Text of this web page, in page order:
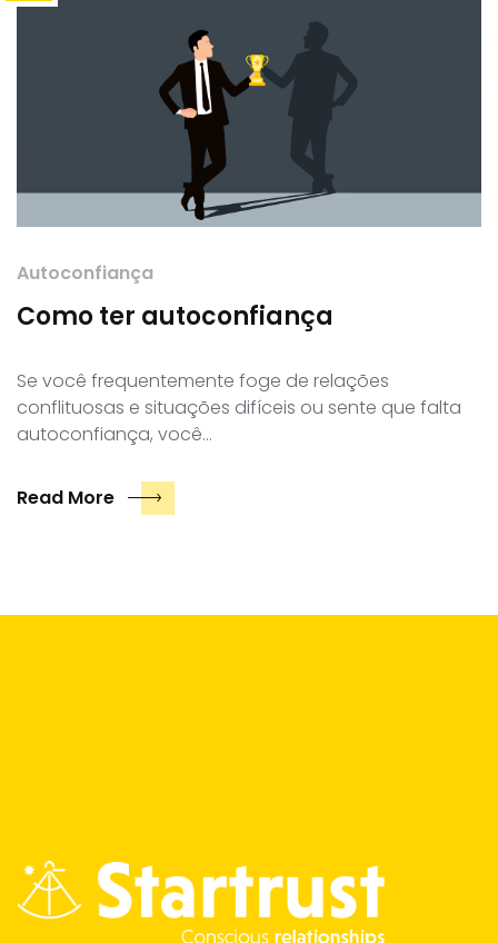
Autoconfiança
Como ter autoconfiança
Se você frequentemente foge de relações
conflituosas e situações difíceis ou sente que falta
autoconfiança, você…
Read More